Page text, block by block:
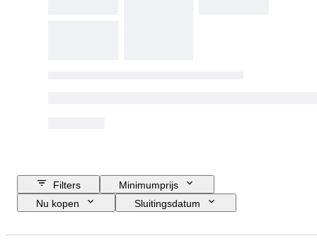
Filters
Minimumprijs
Nu kopen
Sluitingsdatum